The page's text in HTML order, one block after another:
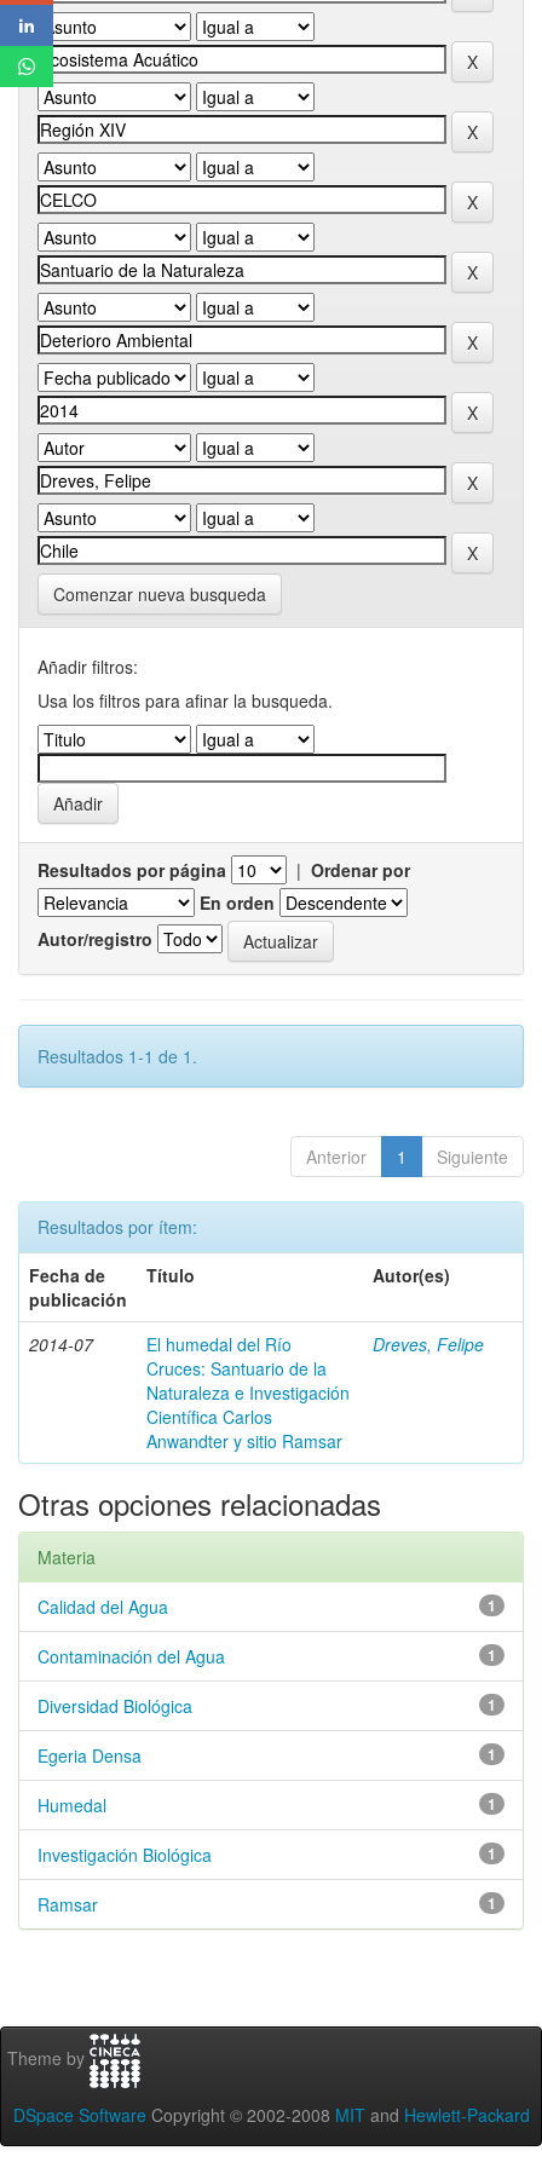
Comenzar nueva busqueda
Añadir filtros:
Usa los filtros para afinar la busqueda.
Resultados por página | Ordenar por
En orden
Autor/registro
Resultados 1-1 de 1.
Anterior 1 Siguiente
Resultados por ítem:
Fecha de
publicación
Título Autor(es)
2014-07
El humedal del Río
Cruces: Santuario de la
Naturaleza e Investigación
Científica Carlos
Anwandter y sitio Ramsar
Dreves, Felipe
Otras opciones relacionadas
Materia
1
Calidad del Agua
1
Contaminación del Agua
1
Diversidad Biológica
1
Egeria Densa
1
Humedal
1
Investigación Biológica
1
Ramsar
Theme by
DSpace Software Copyright © 2002-2008 MIT and Hewlett-Packard